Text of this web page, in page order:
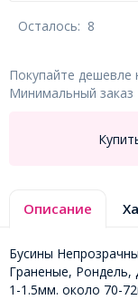
Осталось: 8
Покупайте
Минимальный заказ
Описание
Бусины
Граненые,
1-1.5мм. около 70-